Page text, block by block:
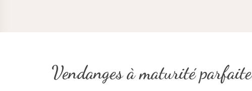
Vendanges à maturité parfaite